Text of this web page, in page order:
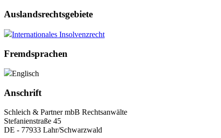
Auslandsrechtsgebiete
Internationales Insolvenzrecht
Fremdsprachen
Englisch
Anschrift
Schleich & Partner mbB Rechtsanwälte
Stefanienstraße 45
DE - 77933 Lahr/Schwarzwald